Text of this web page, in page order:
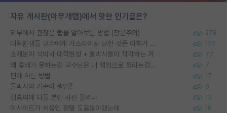
자유 게시판(아무개랩)에서 핫한 인기글은?
외부에서 괜찮은 랩을 알아보는 방법 (장문주의) 278
대학원생들 교수에게 가스라이팅 당한 것은 이해가 갑니다. 안타깝네요. 120
소재분야 석박사 대학원생 + 물박사들이 착각하는 거 77
왜 후배가 못하는걸 교수님은 내 책임으로 돌리는걸까요? 7
편애 하는 방법 17
물박사의 기준이 뭐임? 9
랩홈피에 다들 본인 사진 올리냐 13
이사이트가 처음엔 정말 도움많이됐는데 16